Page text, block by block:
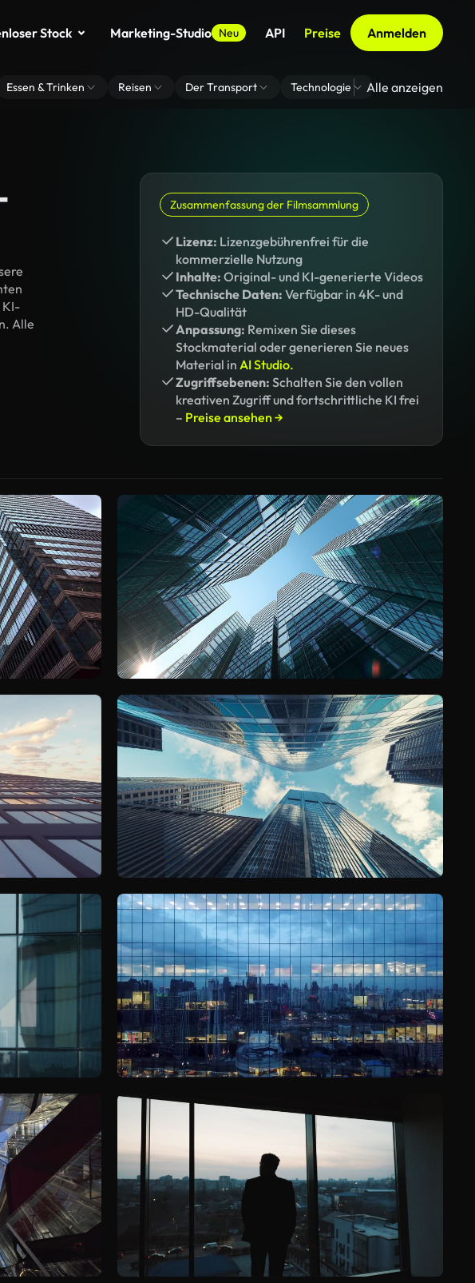
Stock Marketing-Studio Neu API Preise Anmelden
Essen & Trinken Reisen Der Transport Technologie Zoom Virtuelle
Alle anzeigen
KI-
Alle
Zusammenfassung der Filmsammlung
Lizenz: Lizenzgebührenfrei für die
kommerzielle Nutzung
Inhalte: Original- und KI-generierte Videos
Technische Daten: Verfügbar in 4K- und
HD-Qualität
Anpassung: Remixen Sie dieses
Stockmaterial oder generieren Sie neues
Material in AI Studio.
Zugriffsebenen: Schalten Sie den vollen
kreativen Zugriff und fortschrittliche KI frei
– Preise ansehen →